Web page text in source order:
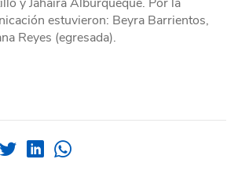
estuvieron: Beyra Barrientos,
Reyes (egresada).